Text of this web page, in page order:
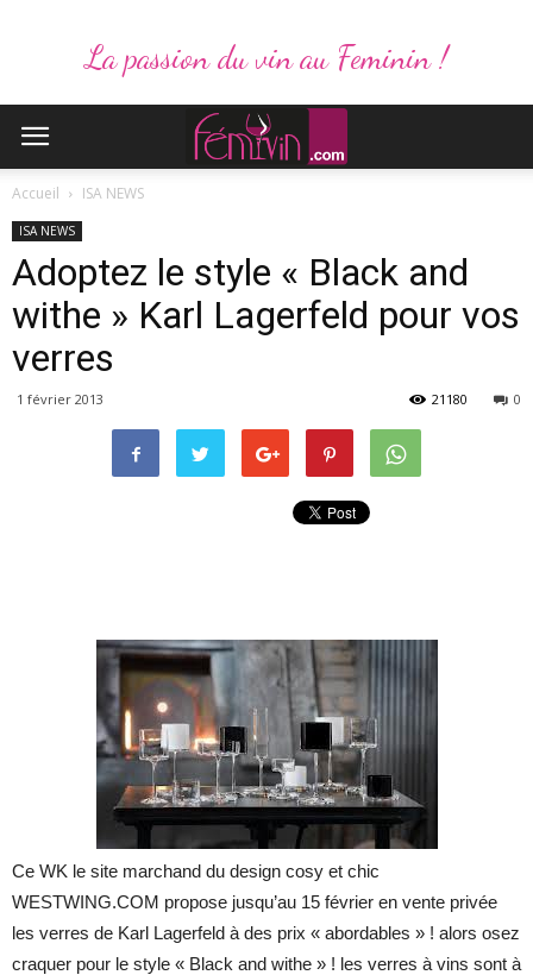
La passion du vin au Feminin !
Accueil ISA NEWS
ISA NEWS
Adoptez le style « Black and
withe » Karl Lagerfeld pour vos
verres
1 février 2013 0
21180
Ce WK le site marchand du design cosy et chic
WESTWING.COM propose jusqu’au 15 février en vente privée
les verres de Karl Lagerfeld à des prix « abordables » ! alors osez
craquer pour le style « Black and withe » ! les verres à vins sont à